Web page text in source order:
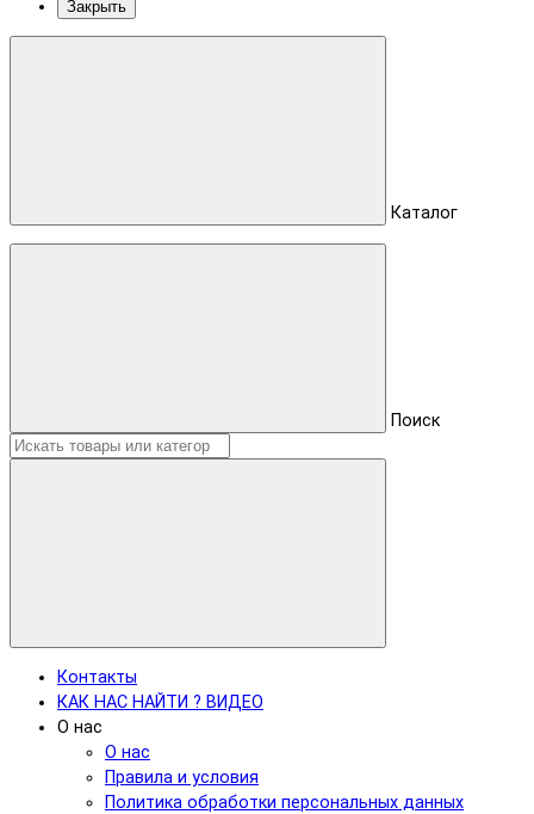
Закрыть
Каталог
Поиск
Контакты
КАК НАС НАЙТИ ? ВИДЕО
О нас
О нас
Правила и условия
Политика обработки персональных данных